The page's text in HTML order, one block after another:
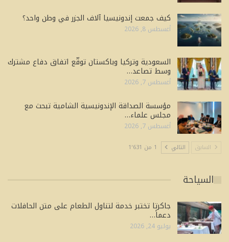
كيف جمعت إندونيسيا آلاف الجزر في وطن واحد؟
أغسطس 8, 2026
السعودية وتركيا وباكستان توقّع اتفاق دفاع مشترك
وسط تصاعد…
أغسطس 7, 2026
مؤسسة الصداقة الإندونيسية الشامية تبحث مع
مجلس علماء…
أغسطس 7, 2026
السابق التالي 1 من 1٬631
السياحة
جاكرتا تختبر خدمة لتناول الطعام على متن الحافلات
دعماً…
يوليو 24, 2026